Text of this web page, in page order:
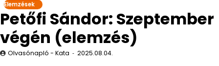
Elemzések
Petőfi Sándor: Szeptember
végén (elemzés)
Olvasónapló - Kata 2025.08.04.